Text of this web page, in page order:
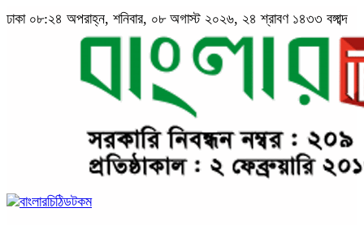
ঢাকা ০৮:২৪ অপরাহ্ন, শনিবার, ০৮ অগাস্ট ২০২৬, ২৪ শ্রাবণ ১৪৩৩ বঙ্গাব্দ